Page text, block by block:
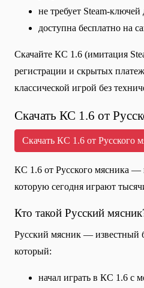
не требует Steam-ключей
доступна бесплатно на
Скачайте КС 1.6 (имитация
регистрации и скрытых
классической игрой без
Скачать КС 1.6 от
Скачать КС 1.6 от Русского
КС 1.6 от Русского мясника —
которую сегодня играют
Кто такой Русский
Русский мясник — известный
который:
начал играть в КС 1.6 с